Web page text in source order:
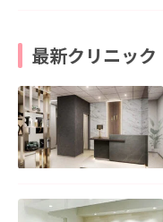
最新クリニック